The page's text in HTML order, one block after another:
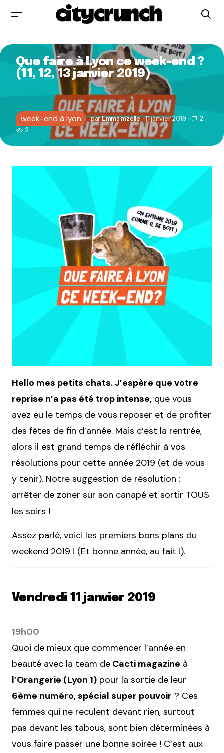
Que faire à Lyon ce week-end ?
(11, 12, 13 janvier 2019)
week-end à lyon parEmma'm'zelle 11 janvier 2019
2
2
Hello mes petits chats. J’espère que votre
reprise n’a pas été trop intense, que vous
avez eu le temps de vous reposer et de profiter
des fêtes de fin d’année. Mais c’est la rentrée,
alors il est grand temps de réfléchir à vos
résolutions pour cette année 2019 (et de vous
y tenir). Notre suggestion de résolution :
arrêter de zoner sur son canapé et sortir TOUS
les soirs !
Assez parlé, voici les premiers bons plans du
weekend 2019 ! (Et bonne année, au fait !).
Vendredi 11 janvier 2019
19h00
Quoi de mieux que commencer l’année en
beauté avec la team de Cacti magazine à
l’Orangerie (Lyon 1) pour la sortie de leur
6ème numéro, spécial super pouvoir ? Ces
femmes qui ne reculent devant rien, surtout
pas devant les tabous, sont bien déterminées à
vous faire passer une bonne soirée ! C’est aux